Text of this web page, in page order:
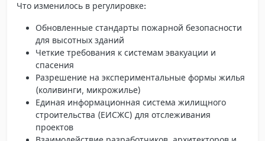
Что изменилось в регулировке:
Обновленные стандарты пожарной безопасности
для высотных зданий
Четкие требования к системам эвакуации и
спасения
Разрешение на экспериментальные формы жилья
(коливинги, микрожилье)
Единая информационная система жилищного
строительства (ЕИСЖС) для отслеживания
проектов